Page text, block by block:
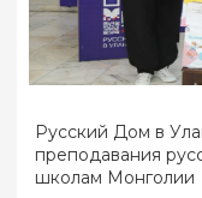
Русский Дом в
преподавания
школам Монголии